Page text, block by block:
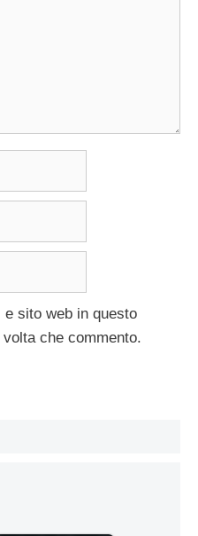
sito web in questo
che commento.